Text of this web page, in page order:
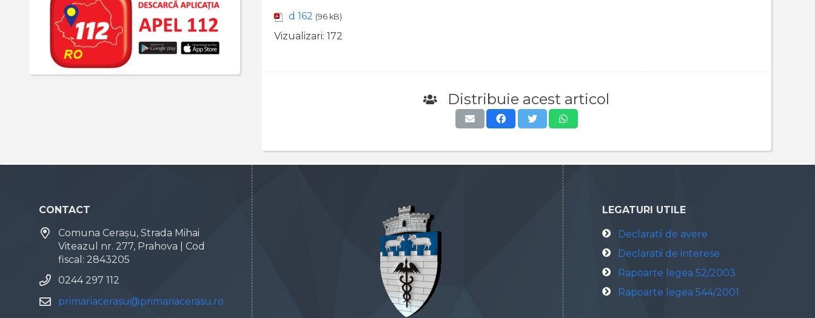
d 162 (96 kB)
Vizualizari: 172
Distribuie acest articol
CONTACT
Comuna Cerașu, Strada Mihai
Viteazul nr. 277, Prahova | Cod
fiscal: 2843205
0244 297 112
primariacerasu@primariacerasu.ro
LEGATURI UTILE
Declaratii de avere
Declaratii de interese
Rapoarte legea 52/2003
Rapoarte legea 544/2001